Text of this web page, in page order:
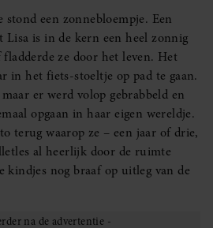
stond een zonnebloempje. Een
is in de kern een heel zonnig
ze door het leven. Het
in het fiets-stoeltje op pad te gaan.
er werd volop gebrabbeld en
opgaan in haar eigen wereldje.
terug waarop ze – een jaar of drie,
al heerlijk door de ruimte
kindjes nog braaf op uitleg van de